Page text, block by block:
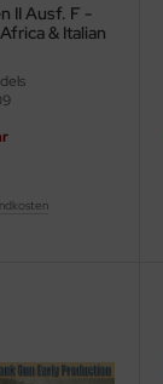
II Ausf. F -
& Italian